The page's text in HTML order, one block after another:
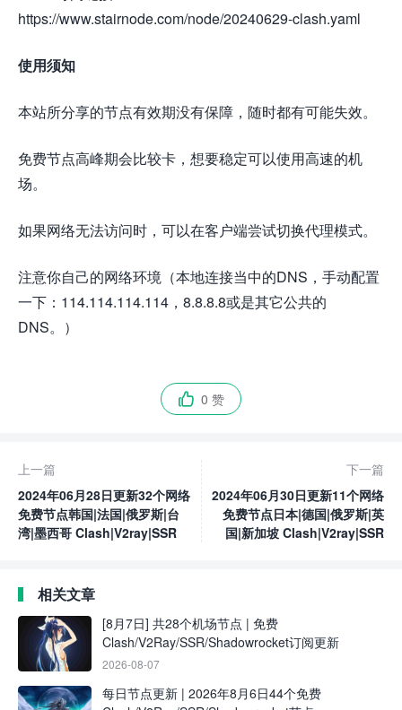
https://www.stairnode.com/node/20240629-clash.yaml
使用须知
本站所分享的节点有效期没有保障，随时都有可能失效。
免费节点高峰期会比较卡，想要稳定可以使用高速的机
场。
如果网络无法访问时，可以在客户端尝试切换代理模式。
注意你自己的网络环境（本地连接当中的DNS，手动配置
一下：114.114.114.114，8.8.8.8或是其它公共的
DNS。）
 0 赞
上一篇
2024年06月28日更新32个网络
免费节点韩国|法国|俄罗斯|台
湾|墨西哥 Clash|V2ray|SSR
下一篇
2024年06月30日更新11个网络
免费节点日本|德国|俄罗斯|英
国|新加坡 Clash|V2ray|SSR
相关文章
[8月7日] 共28个机场节点 | 免费
Clash/V2Ray/SSR/Shadowrocket订阅更新
2026-08-07
每日节点更新 | 2026年8月6日44个免费